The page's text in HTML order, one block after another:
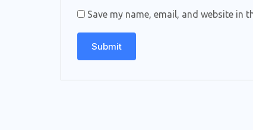
Save my name, email, and website in